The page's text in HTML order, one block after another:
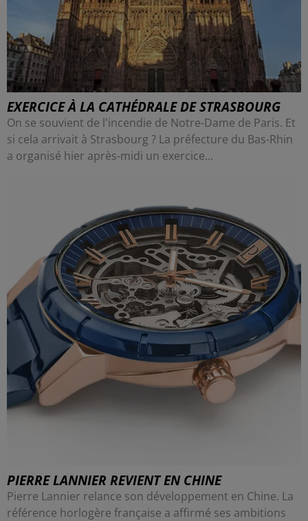
EXERCICE À LA CATHÉDRALE DE STRASBOURG
On se souvient de l'incendie de Notre-Dame de Paris. Et
si cela arrivait à Strasbourg ? La préfecture du Bas-Rhin
a organisé hier après-midi un exercice...
PIERRE LANNIER REVIENT EN CHINE
Pierre Lannier relance son développement en Chine. La
référence horlogère française a affirmé ses ambitions